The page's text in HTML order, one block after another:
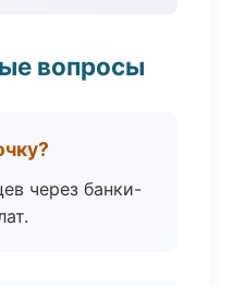
вопросы
через банки-